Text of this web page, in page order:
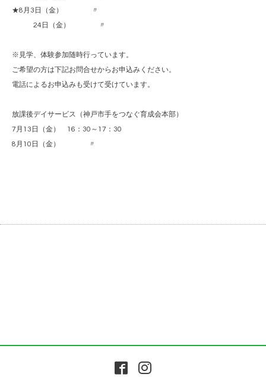
★8月3日（金） 〃
24日（金） 〃
※見学、体験参加随時行っています。
ご希望の方は下記お問合せからお申込みください。
電話によるお申込みも受けて受けています。
放課後デイサービス（神戸市手をつなぐ育成会本部）
7月13日（金） 16：30～17：30
8月10日（金） 〃